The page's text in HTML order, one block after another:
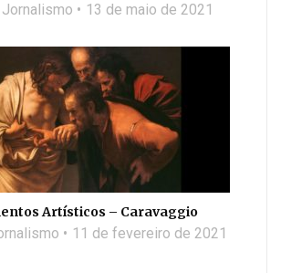
13 de maio de 2021
Artísticos – Caravaggio
11 de fevereiro de 2021